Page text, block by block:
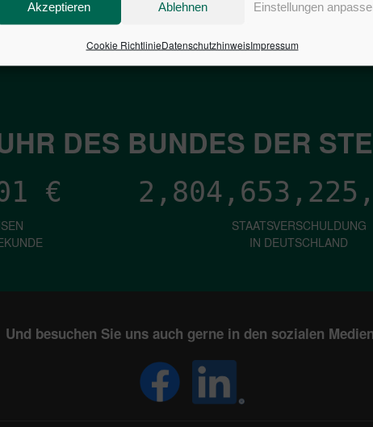
Akzeptieren Ablehnen Einstellungen
Cookie RichtlinieDatenschutzhinweisImpressum
DES BUNDES DER
€
STAATSVERSCHULDUNG
IN DEUTSCHLAND
Und besuchen Sie uns auch gerne in den sozialen